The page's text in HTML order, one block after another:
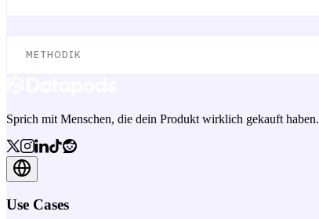
METHODIK
Sprich mit Menschen, die dein Produkt wirklich gekauft haben.
Use Cases